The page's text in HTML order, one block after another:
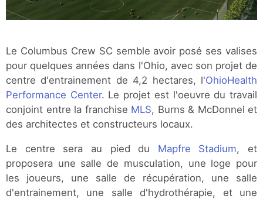
Le Columbus Crew SC semble avoir posé ses valises
pour quelques années dans l'Ohio, avec son projet de
centre d'entrainement de 4,2 hectares, l'OhioHealth
Performance Center. Le projet est l'oeuvre du travail
conjoint entre la franchise MLS, Burns & McDonnel et
des architectes et constructeurs locaux.
Le centre sera au pied du Mapfre Stadium, et
proposera une salle de musculation, une loge pour
les joueurs, une salle de récupération, une salle
d'entrainement, une salle d'hydrothérapie, et une